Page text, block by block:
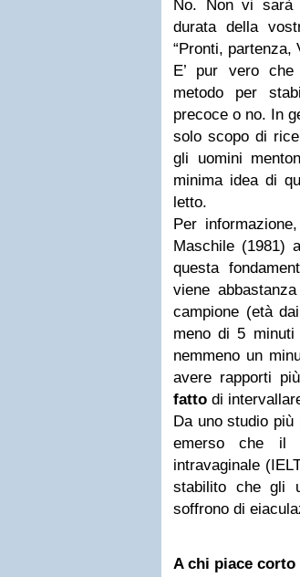
No. Non vi sarà
durata della
“Pronti, partenza,
E’ pur vero che
metodo per
precoce o no. In
solo scopo di
gli uomini
minima idea di
letto.
Per
Maschile (1981)
questa
viene
campione (età
meno di 5
nemmeno un
avere rapporti
fatto di
Da uno studio
emerso che il
intravaginale
stabilito che gli
soffrono di
A chi piace corto